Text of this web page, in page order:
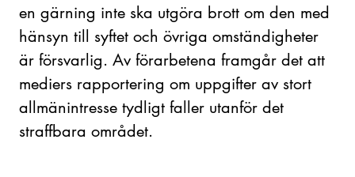
en gärning inte ska utgöra brott om den med
hänsyn till syftet och övriga omständigheter
är försvarlig. Av förarbetena framgår det att
mediers rapportering om uppgifter av stort
allmänintresse tydligt faller utanför det
straffbara området.